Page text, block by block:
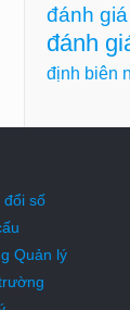
đánh
đánh
định biên
đổi số
Quản lý